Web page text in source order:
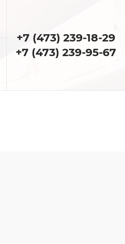
+7 (473) 239-18-29
+7 (473) 239-95-67